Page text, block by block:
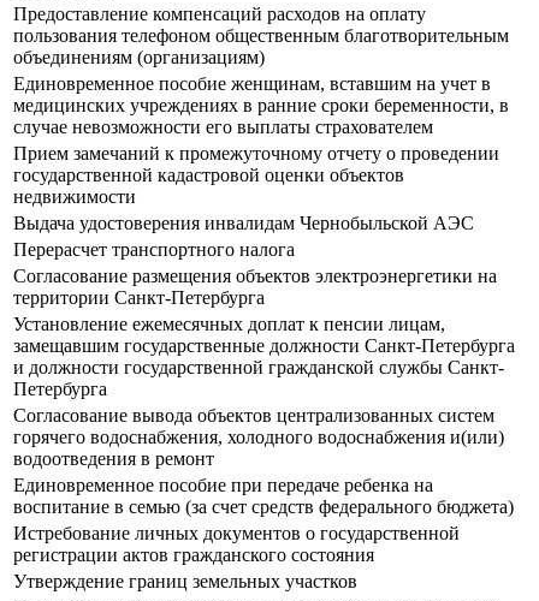
Предоставление компенсаций расходов на оплату
пользования телефоном общественным благотворительным
объединениям (организациям)
Единовременное пособие женщинам, вставшим на учет в
медицинских учреждениях в ранние сроки беременности, в
случае невозможности его выплаты страхователем
Прием замечаний к промежуточному отчету о проведении
государственной кадастровой оценки объектов
недвижимости
Выдача удостоверения инвалидам Чернобыльской АЭС
Перерасчет транспортного налога
Согласование размещения объектов электроэнергетики на
территории Санкт-Петербурга
Установление ежемесячных доплат к пенсии лицам,
замещавшим государственные должности Санкт-Петербурга
и должности государственной гражданской службы Санкт-
Петербурга
Согласование вывода объектов централизованных систем
горячего водоснабжения, холодного водоснабжения и(или)
водоотведения в ремонт
Единовременное пособие при передаче ребенка на
воспитание в семью (за счет средств федерального бюджета)
Истребование личных документов о государственной
регистрации актов гражданского состояния
Утверждение границ земельных участков